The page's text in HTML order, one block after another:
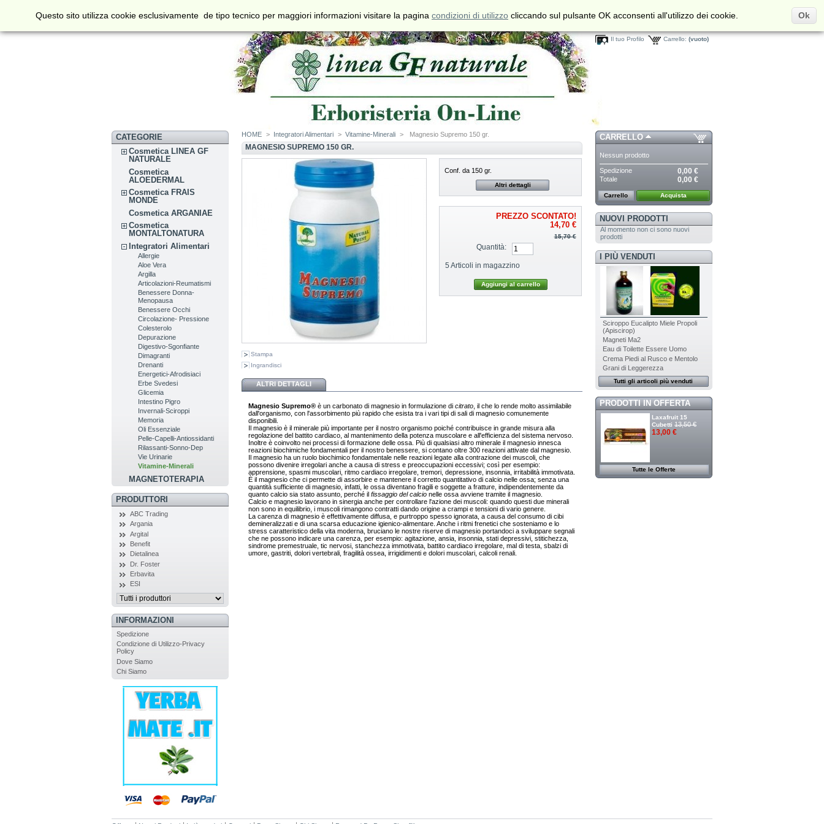
Valuta Contatti
Mappa del
Preferiti
Carrello: (vuoto)
Il tuo Profilo
CATEGORIE
Cosmetica LINEA GF
NATURALE
Cosmetica
ALOEDERMAL
Cosmetica FRAIS
MONDE
Cosmetica ARGANIAE
Cosmetica
MONTALTONATURA
Integratori Alimentari
Allergie
Aloe Vera
Argilla
Articolazioni-Reumatismi
Benessere Donna-
Menopausa
Benessere Occhi
Circolazione- Pressione
Colesterolo
Depurazione
Digestivo-Sgonfiante
Dimagranti
Drenanti
Energetici-Afrodisiaci
Erbe Svedesi
Glicemia
Intestino Pigro
Invernali-Sciroppi
Memoria
Oli Essenziale
Pelle-Capelli-Antiossidanti
Rilassanti-Sonno-Dep
Vie Urinarie
Vitamine-Minerali
MAGNETOTERAPIA
PRODUTTORI
ABC Trading
Argania
Argital
Benefit
Dietalinea
Dr. Foster
Erbavita
ESI
INFORMAZIONI
Spedizione
Condizione di Utilizzo-Privacy
Policy
Dove Siamo
Chi Siamo
HOME > Integratori Alimentari > Vitamine-Minerali > Magnesio Supremo 150 gr.
MAGNESIO SUPREMO 150 GR.
Stampa
Ingrandisci
Conf. da 150 gr.
Altri dettagli
PREZZO SCONTATO!
14,70 €
15,70 €
Quantità:
5 Articoli in magazzino
ALTRI DETTAGLI
Magnesio Supremo® è un carbonato di magnesio in formulazione di citrato , il che lo rende molto assimilabile
dall'organismo, con l'assorbimento più rapido che esista tra i vari tipi di sali di magnesio comunemente
disponibili.
Il magnesio è il minerale più importante per il nostro organismo poiché contribuisce in grande misura alla
regolazione del battito cardiaco, al mantenimento della potenza muscolare e all'efficienza del sistema nervoso.
Inoltre è coinvolto nei processi di formazione delle ossa. Più di qualsiasi altro minerale il magnesio innesca
reazioni biochimiche fondamentali per il nostro benessere, si contano oltre 300 reazioni attivate dal magnesio.
Il magnesio ha un ruolo biochimico fondamentale nelle reazioni legate alla contrazione dei muscoli, che
possono divenire irregolari anche a causa di stress e preoccupazioni eccessivi; così per esempio:
apprensione, spasmi muscolari, ritmo cardiaco irregolare, tremori, depressione, insonnia, irritabilità immotivata.
È il magnesio che ci permette di assorbire e mantenere il corretto quantitativo di calcio nelle ossa; senza una
quantità sufficiente di magnesio, infatti, le ossa diventano fragili e soggette a fratture, indipendentemente da
quanto calcio sia stato assunto, perché il fissaggio del calcio nelle ossa avviene tramite il magnesio.
Calcio e magnesio lavorano in sinergia anche per controllare l'azione dei muscoli: quando questi due minerali
non sono in equilibrio, i muscoli rimangono contratti dando origine a crampi e tensioni di vario genere.
La carenza di magnesio è effettivamente diffusa, e purtroppo spesso ignorata, a causa del consumo di cibi
demineralizzati e di una scarsa educazione igienico-alimentare. Anche i ritmi frenetici che sosteniamo e lo
stress caratteristico della vita moderna, bruciano le nostre riserve di magnesio portandoci a sviluppare segnali
che ne possono indicare una carenza, per esempio: agitazione, ansia, insonnia, stati depressivi, stitichezza,
sindrome premestruale, tic nervosi, stanchezza immotivata, battito cardiaco irregolare, mal di testa, sbalzi di
umore, gastriti, dolori vertebrali, fragilità ossea, irrigidimenti e dolori muscolari, calcoli renali.
CARRELLO
Nessun prodotto
Spedizione 0,00 €
Totale 0,00 €
Carrello Acquista
NUOVI PRODOTTI
Al momento non ci sono nuovi
prodotti
I PIÙ VENDUTI
Sciroppo Eucalipto Miele Propoli
(Apiscirop)
Magneti Ma2
Eau di Toilette Essere Uomo
Crema Piedi al Rusco e Mentolo
Grani di Leggerezza
Tutti gli articoli più venduti
PRODOTTI IN OFFERTA
Laxafruit 15
Cubetti 13,50 €
13,00 €
Tutte le Offerte
Questo sito utilizza cookie esclusivamente de tipo tecnico per maggiori informazioni visitare la pagina condizioni di utilizzo cliccando sul pulsante OK acconsenti all'utilizzo dei cookie. Ok